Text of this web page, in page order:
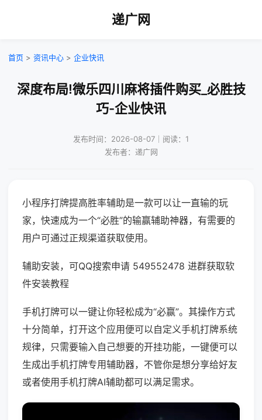
递广网
首页 > 资讯中心 > 企业快讯
深度布局!微乐四川麻将插件购买_必胜技
巧-企业快讯
发布时间：2026-08-07｜阅读：1
发布者：递广网
小程序打牌提高胜率辅助是一款可以让一直输的玩
家，快速成为一个“必胜”的输赢辅助神器，有需要的
用户可通过正规渠道获取使用。
辅助安装，可QQ搜索申请 549552478 进群获取软
件安装教程
手机打牌可以一键让你轻松成为“必赢”。其操作方式
十分简单，打开这个应用便可以自定义手机打牌系统
规律，只需要输入自己想要的开挂功能，一键便可以
生成出手机打牌专用辅助器，不管你是想分享给好友
或者使用手机打牌AI辅助都可以满足需求。